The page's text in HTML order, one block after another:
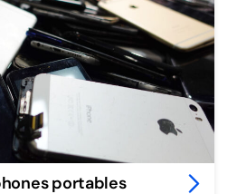
portables